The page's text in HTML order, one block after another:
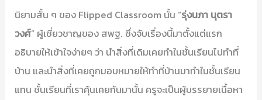
นิยามสั้น ๆ ของ Flipped Classroom นั้น “รุ่งนภา นุตรา
วงศ์” ผู้เชี่ยวชาญของ สพฐ. ซึ่งจับเรื่องนี้มาตั้งแต่แรก
อธิบายให้เข้าใจง่ายๆ ว่า นำสิ่งที่เดิมเคยทำในชั้นเรียนไปทำที่
บ้าน และนำสิ่งที่เคยถูกมอบหมายให้ทำที่บ้านมาทำในชั้นเรียน
แทน ชั้นเรียนที่เราคุ้นเคยกันมานั้น ครูจะเป็นผู้บรรยายเนื้อหา